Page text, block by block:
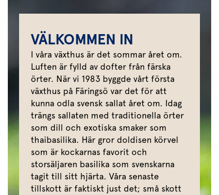
VÄLKOMMEN IN
I våra växthus är det sommar året om.
Luften är fylld av dofter från färska
örter. När vi 1983 byggde vårt första
växthus på Färingsö var det för att
kunna odla svensk sallat året om. Idag
trängs sallaten med traditionella örter
som dill och exotiska smaker som
thaibasilika. Här gror doldisen körvel
som är kockarnas favorit och
storsäljaren basilika som svenskarna
tagit till sitt hjärta. Våra senaste
tillskott är faktiskt just det; små skott